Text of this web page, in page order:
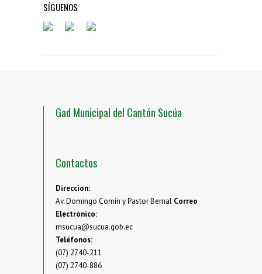
SÍGUENOS
Gad Municipal del Cantón Sucúa
Contactos
Direccion:
Av. Domingo Comín y Pastor Bernal Correo
Electrónico:
msucua@sucua.gob.ec
Teléfonos:
(07) 2740-211
(07) 2740-886